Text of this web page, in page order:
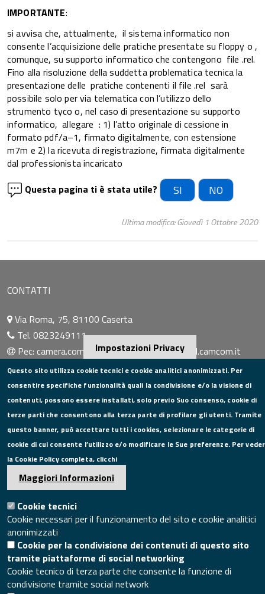
IMPORTANTE:
si avvisa che, attualmente, il sistema informatico non
consente l’acquisizione delle pratiche presentate su floppy o ,
comunque, su supporto informatico che contengono file .rel.
Fino alla risoluzione della suddetta problematica tecnica la
presentazione delle pratiche contenenti il file .rel sarà
possibile solo per via telematica con l’utilizzo dello
strumento tyco o, nel caso di presentazione su supporto
informatico, allegare : 1) l’atto originale di cessione in
formato pdf/a–1, firmato digitalmente, con estensione
m7m e 2) la ricevuta di registrazione, firmata digitalmente
dal professionista incaricato
Questa pagina ti è stata utile?
SI NO
Ultima modifica: Giovedì 1 Ottobre 2020
CONTATTI
Via Roma, 75, 81100 Caserta
Tel. 0823249111
Pec: camera.commercio.caserta@ce.legalmail.camcom.it
Email:info@ce.camcom.it
DATI PER LA FATTURAZIONE
C.F. 80004270619
Codice Univoco Ufficio UFXYA1
SEGUICI SU
SITO WEB
Mappa del sito
Accesso redazione sito
Area riservata
Impostazioni Privacy
Questo sito utilizza cookie tecnici e cookie analitici anonimizzati. Per
consentire specifiche funzionalità quali la condivisione e/o la visione di
contenuti, possono essere installati, solo previo Suo consenso, cookie di
terze parti che consentono alla terza parte di profilare gli utenti. Tramite
questo banner, può accettare tutti i cookies, selezionare le categorie di
cookie di cui consente l’utilizzo e/o modificare le Sue preferenze. Per
la Cookie Policy completa, clicchi
Maggiori Informazioni
Cookie tecnici
Cookie necessari per il funzionamento del sito e cookie analitici
anonimizzati
Cookie per la condivisione dei contenuti di questo sito
tramite piattaforme di social networking
Cookie tecnico di terza parte che consente la funzione di
condivisione tramite social network